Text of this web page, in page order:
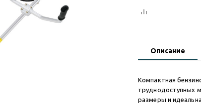
Описание
Компактная
труднодоступных
размеры и